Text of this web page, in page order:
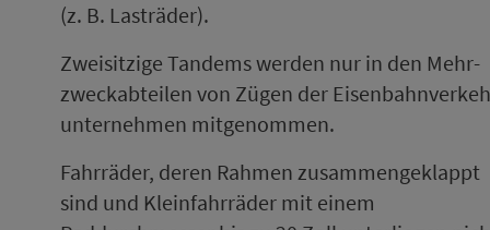
(z. B. Lasträder).
Zweisitzige Tandems werden nur in den Mehr­
zweck­ab­teilen von Zügen der
un­ter­neh­men mit­ge­nom­men.
Fahr­räder, deren Rahmen zusammengeklappt
sind und Kleinfahr­räder mit einem